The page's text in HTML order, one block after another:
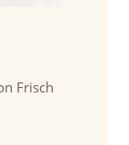
Frisch